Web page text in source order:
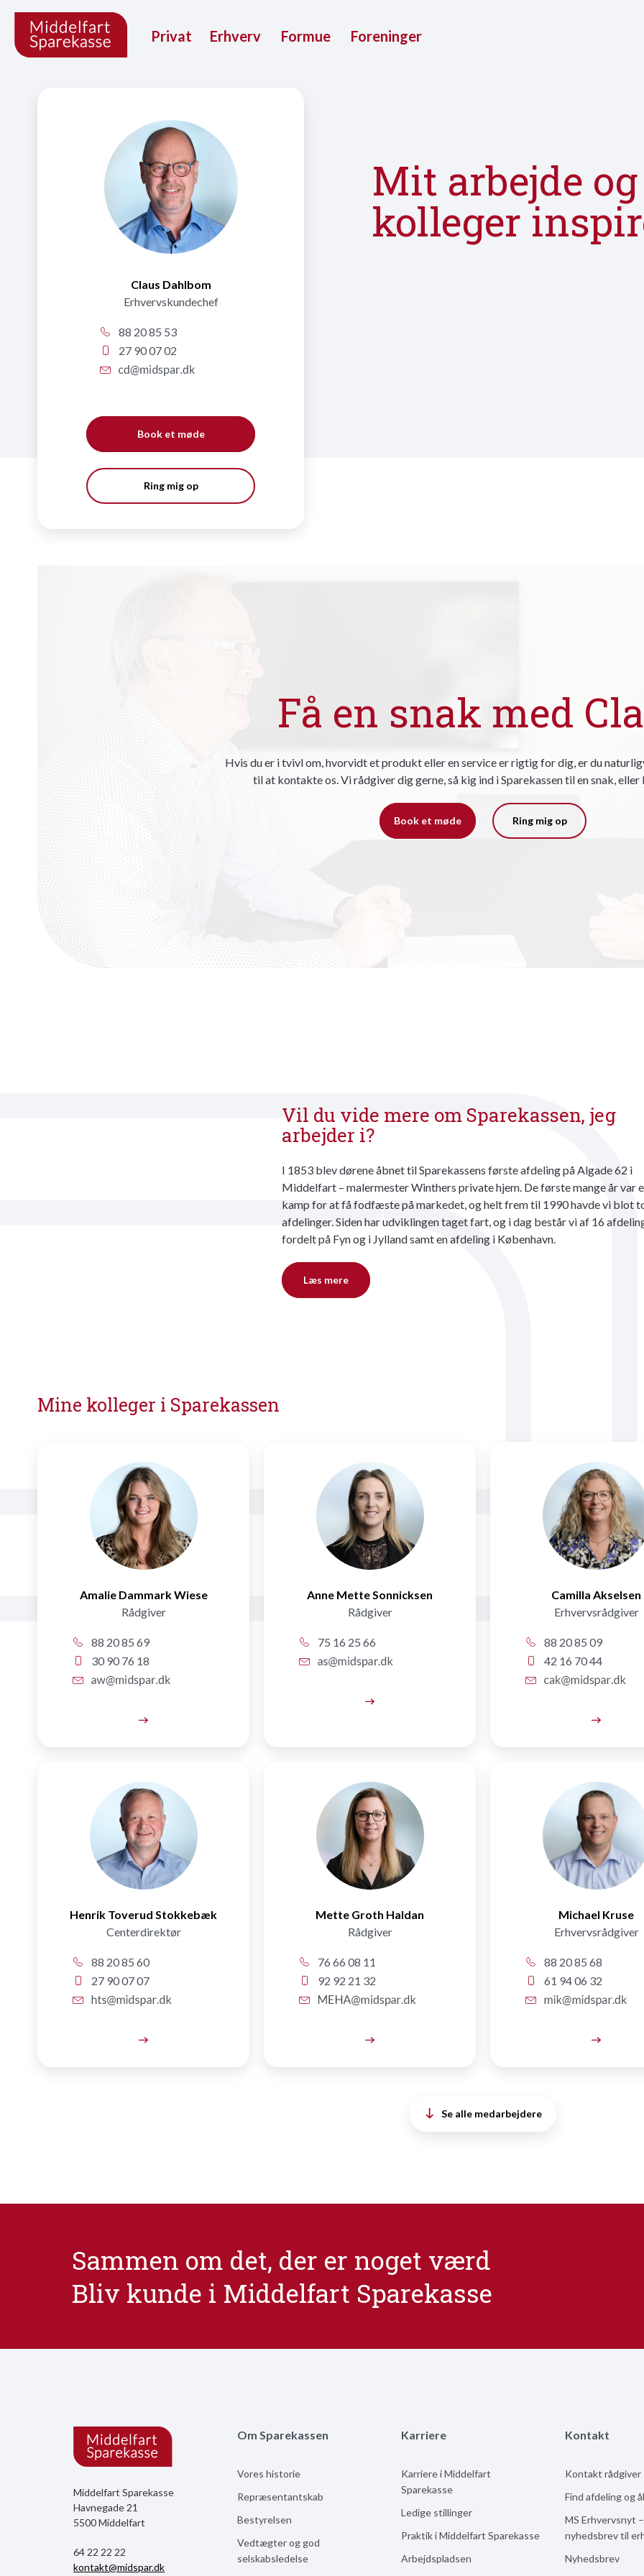
Privat Erhverv Formue Foreninger
Claus Dahlbom
Erhvervskundechef
88 20 85 53
27 90 07 02
Book et møde
Ring mig op
Mit arbejde
kolleger
Få en snak med
Hvis du er i tvivl om, hvorvidt et produkt eller en service er rigtig for dig, er du
til at kontakte os. Vi rådgiver dig gerne, så kig ind i Sparekassen til en snak,
Book et møde Ring mig op
Vil du vide mere om Sparekassen, jeg
arbejder i?
I 1853 blev dørene åbnet til Sparekassens første afdeling på Algade 62 i
Middelfart – malermester Winthers private hjem. De første mange år var
kamp for at få fodfæste på markedet, og helt frem til 1990 havde vi blot
afdelinger. Siden har udviklingen taget fart, og i dag består vi af 16
fordelt på Fyn og i Jylland samt en afdeling i København.
Læs mere
Mine kolleger i Sparekassen
Amalie Dammark Wiese
Rådgiver
88 20 85 69
30 90 76 18
Anne Mette Sonnicksen
Rådgiver
75 16 25 66
Camilla Akselsen
Erhvervsrådgiver
88 20 85 09
42 16 70 44
Henrik Toverud Stokkebæk
Centerdirektør
88 20 85 60
27 90 07 07
Mette Groth Haldan
Rådgiver
76 66 08 11
92 92 21 32
Michael Kruse
Erhvervsrådgiver
88 20 85 68
61 94 06 32
Se alle medarbejdere
Sammen om det, der er noget værd
Bliv kunde i Middelfart Sparekasse
Middelfart Sparekasse
Havnegade 21
5500 Middelfart
64 22 22 22
kontakt@midspar.dk
Om Sparekassen
Vores historie
Repræsentantskab
Bestyrelsen
Vedtægter og god
selskabsledelse
Karriere
Karriere i Middelfart
Sparekasse
Ledige stillinger
Praktik i Middelfart Sparekasse
Arbejdspladsen
Kontakt
Kontakt rådgiver
Find afdeling og
MS Erhvervsnyt
nyhedsbrev til
Nyhedsbrev